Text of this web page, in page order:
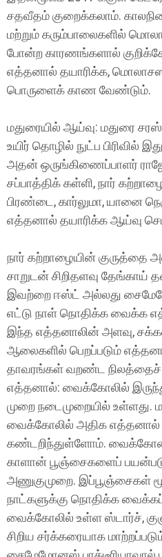
சதவீதம் குறைக்கலாம்.
மற்றும் கரும்பாலைகளில்
போன்ற காரணங்களால்
எத்தனால் தயாரிக்க,
பொருளைக் காண வேண்டும்.
மதுரையில் ஆய்வு: மதுரை
உயிர் தொழில் நுட்ப பிரிவில்
அதன் ஒருங்கிணைப்பாளர்
சப்பாத்திக் கள்ளி, நார்
பிரண்டை, கார்லுமா, யானை
எத்தனால் தயாரிக்க ஆய்வு
நார் கற்றாழையின் குருத்தை
சாறுடன் சிறிதளவு
இவற்றை ஈஸ்ட் அல்லது
எட்டு நாள் நொதிக்க வைக்க
இந்த எத்தனாலின் அளவு,
ஆலைகளில் பெறப்படும்
தாவரங்கள் வறண்ட
எத்தனால்: வைக்கோலில்
முறை நடைமுறையில் உள்ளது.
வைக்கோலில் அதிக எத்தனால்
கண்டறிந்துள்ளோம்.
காளான் பூஞ்சைகளைப்
அணுகுமுறை. இப்பூஞ்சைகள்
நாட்களுக்கு நொதிக்க
வைக்கோலில் உள்ள ஸ்டார்ச்,
சிறிய சர்க்கரையாக